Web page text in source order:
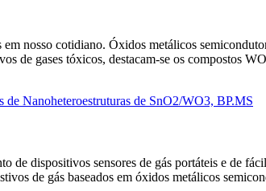
em nosso cotidiano. Óxidos metálicos
de gases tóxicos, destacam-se os compostos
de Nanoheteroestruturas de SnO2/WO3, BP.MS
de dispositivos sensores de gás portáteis e de
de gás baseados em óxidos metálicos